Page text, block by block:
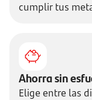
cumplir tus
Ahorra sin
Elige entre las